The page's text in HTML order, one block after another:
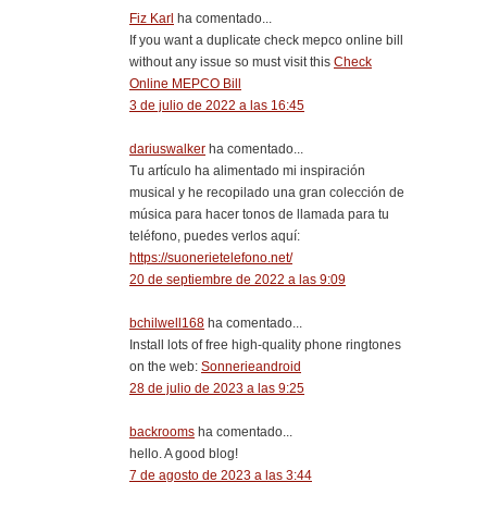
Fiz Karl ha comentado...
If you want a duplicate check mepco online bill
without any issue so must visit this Check
Online MEPCO Bill
3 de julio de 2022 a las 16:45
dariuswalker ha comentado...
Tu artículo ha alimentado mi inspiración
musical y he recopilado una gran colección de
música para hacer tonos de llamada para tu
teléfono, puedes verlos aquí:
https://suonerietelefono.net/
20 de septiembre de 2022 a las 9:09
bchilwell168 ha comentado...
Install lots of free high-quality phone ringtones
on the web: Sonnerieandroid
28 de julio de 2023 a las 9:25
backrooms ha comentado...
hello. A good blog!
7 de agosto de 2023 a las 3:44